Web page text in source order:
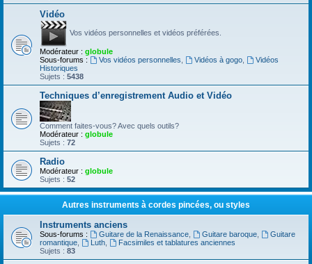
Vidéo
Vos vidéos personnelles et vidéos préférées.
Modérateur : globule
Sous-forums :
Vos vidéos personnelles Vidéos à gogo,
Vidéos
Historiques
Sujets : 5438
Techniques d’enregistrement Audio et Vidéo
Comment faites-vous? Avec quels outils?
Modérateur : globule
Sujets : 72
Radio
Modérateur : globule
Sujets : 52
Autres instruments à cordes pincées, ou styles
Instruments anciens
Sous-forums : Guitare de la Renaissance, Guitare baroque,
Guitare
romantique
Luth,
Facsimiles et tablatures anciennes
Sujets : 83